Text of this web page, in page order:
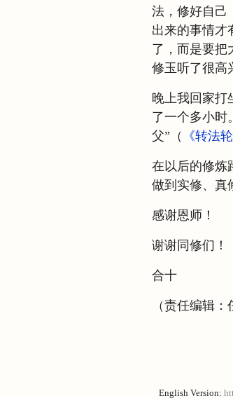
法，修好自己
出来的事情才
了，而是要把
修玉听了很高
晚上我回家打
了一个多小时
父”（
《转法轮
在以后的修炼
做到实修、真
感谢恩师！
谢谢同修们！
合十
（责任编辑：
English Version: